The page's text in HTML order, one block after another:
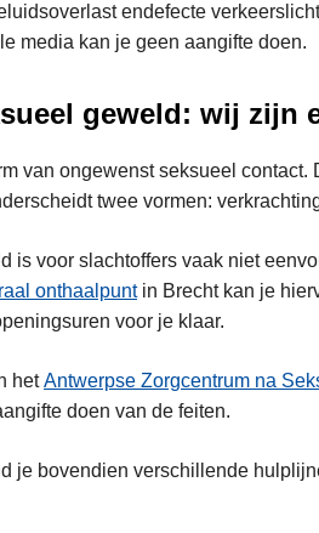
endefecte
media kan je geen aangifte doen.
geweld: wij zijn
van ongewenst seksueel
twee vormen:
is voor slachtoffers vaak niet
onthaalpuntin Brecht kan je
voor je klaar.
hetAntwerpse Zorgcentrum na
doen van de feiten.
je bovendien verschillende